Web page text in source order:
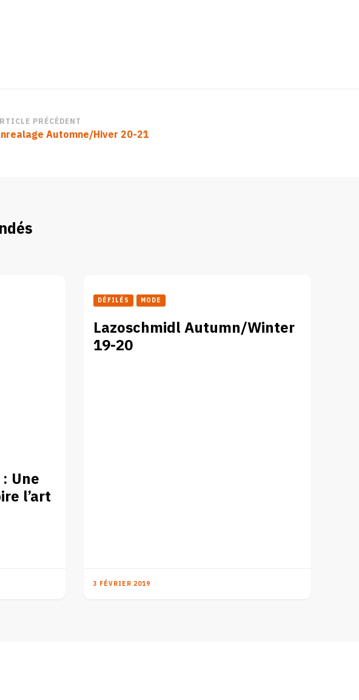
PRÉCÉDENT
Automne/Hiver 20-21
Une
l’art
DÉFILÉS MODE
Lazoschmidl Autumn/Winter
19-20
3 FÉVRIER 2019